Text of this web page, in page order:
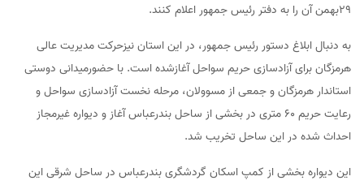
29بهمن آن را به دفتر رئیس جمهور اعلام کنند.
به دنبال ابلاغ دستور رئیس جمهور، در این استان نیزحرکت مدیریت عالی
هرمزگان برای آزادسازی حریم سواحل آغازشده است. با حضورمیدانی دوستی
استاندار هرمزگان و جمعی از مسوولان، مرحله نخست آزادسازی سواحل و
رعایت حریم ۶۰ متری در بخشی از ساحل بندرعباس آغاز و دیواره غیرمجاز
احداث شده در این ساحل تخریب شد.
این دیواره بخشی از کمپ اسکان گردشگری بندرعباس در ساحل شرقی این